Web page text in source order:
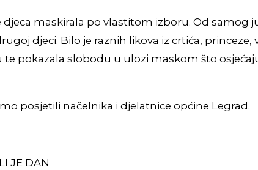
maskirala po vlastitom izboru. Od samog
djeci. Bilo je raznih likova iz crtića, princeze,
pokazala slobodu u ulozi maskom što
posjetili načelnika i djelatnice općine Legrad.
JE DAN